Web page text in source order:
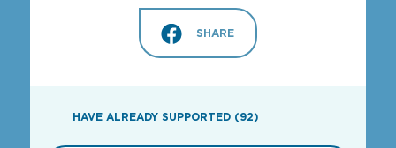
SHARE
HAVE ALREADY SUPPORTED (92)